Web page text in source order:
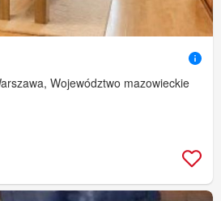
Województwo mazowieckie